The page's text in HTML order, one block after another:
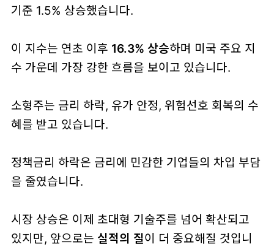
기준 1.5% 상승했습니다.
이 지수는 연초 이후 16.3% 상승하며 미국 주요 지
수 가운데 가장 강한 흐름을 보이고 있습니다.
소형주는 금리 하락, 유가 안정, 위험선호 회복의 수
혜를 받고 있습니다.
정책금리 하락은 금리에 민감한 기업들의 차입 부담
을 줄였습니다.
시장 상승은 이제 초대형 기술주를 넘어 확산되고
있지만, 앞으로는 실적의 질이 더 중요해질 것입니